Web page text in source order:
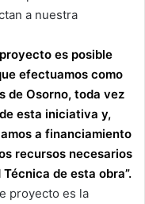
a nuestra
es posible
efectuamos como
de Osorno, toda vez
esta iniciativa y,
a financiamiento
recursos necesarios
de esta obra”.
proyecto es la